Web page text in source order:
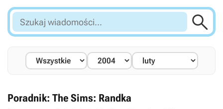
Szukaj
wiadomości...

Poradnik: The Sims: Randka